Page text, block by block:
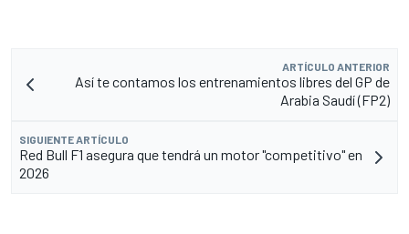
ARTÍCULO ANTERIOR
Así te contamos los entrenamientos libres del GP de
Arabia Saudí (FP2)
SIGUIENTE ARTÍCULO
Red Bull F1 asegura que tendrá un motor "competitivo" en
2026